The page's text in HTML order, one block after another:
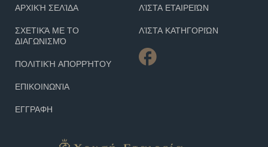
ΑΡΧΙΚΉ ΣΕΛΊΔΑ
ΣΧΕΤΙΚΆ ΜΕ ΤΟ
ΔΙΑΓΩΝΙΣΜΌ
ΠΟΛΙΤΙΚΉ ΑΠΟΡΡΉΤΟΥ
ΕΠΙΚΟΙΝΩΝΊΑ
ΕΓΓΡΑΦΗ
ΛΊΣΤΑ ΕΤΑΙΡΕΙΏΝ
ΛΊΣΤΑ ΚΑΤΗΓΟΡΙΏΝ